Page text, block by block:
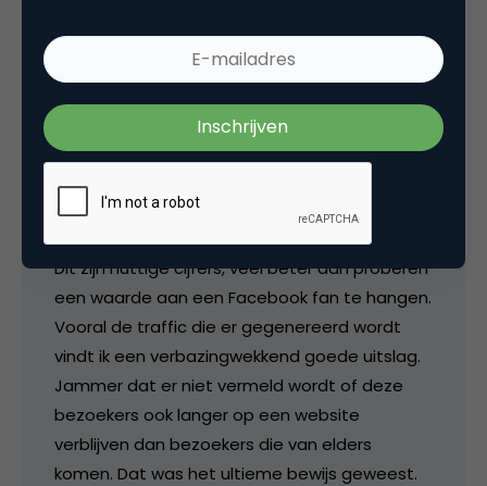
5 Reacties
Christiaan Beem
Dit zijn nuttige cijfers, veel beter dan proberen
een waarde aan een Facebook fan te hangen.
Vooral de traffic die er gegenereerd wordt
vindt ik een verbazingwekkend goede uitslag.
Jammer dat er niet vermeld wordt of deze
bezoekers ook langer op een website
verblijven dan bezoekers die van elders
komen. Dat was het ultieme bewijs geweest.